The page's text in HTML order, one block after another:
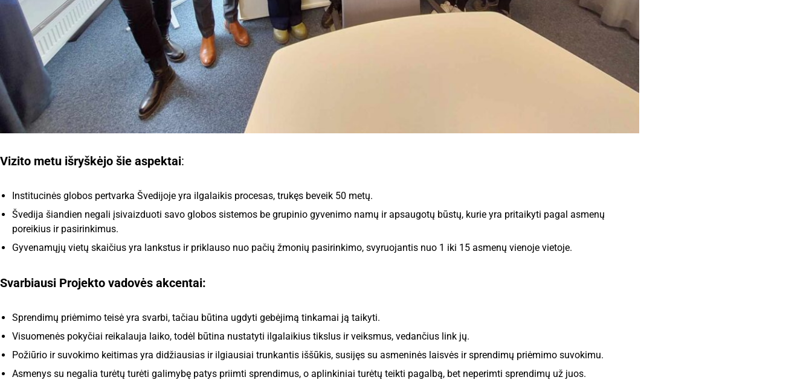
Vizito metu išryškėjo šie aspektai:
Institucinės globos pertvarka Švedijoje yra ilgalaikis procesas, trukęs beveik 50 metų.
Švedija šiandien negali įsivaizduoti savo globos sistemos be grupinio gyvenimo namų ir apsaugotų būstų, kurie yra pritaikyti pagal asmenų
poreikius ir pasirinkimus.
Gyvenamųjų vietų skaičius yra lankstus ir priklauso nuo pačių žmonių pasirinkimo, svyruojantis nuo 1 iki 15 asmenų vienoje vietoje.
Svarbiausi Projekto vadovės akcentai:
Sprendimų priėmimo teisė yra svarbi, tačiau būtina ugdyti gebėjimą tinkamai ją taikyti.
Visuomenės pokyčiai reikalauja laiko, todėl būtina nustatyti ilgalaikius tikslus ir veiksmus, vedančius link jų.
Požiūrio ir suvokimo keitimas yra didžiausias ir ilgiausiai trunkantis iššūkis, susijęs su asmeninės laisvės ir sprendimų priėmimo suvokimu.
Asmenys su negalia turėtų turėti galimybę patys priimti sprendimus, o aplinkiniai turėtų teikti pagalbą, bet neperimti sprendimų už juos.